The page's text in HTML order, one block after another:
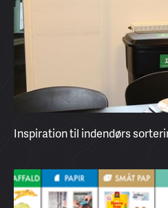
Inspiration til indendørs